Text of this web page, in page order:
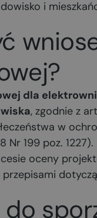
i
dla
, zgodnie z
w
Nr 199 poz.
oceny